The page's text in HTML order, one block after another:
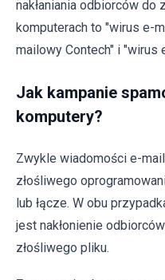
nakłaniania odbiorców do
komputerach to "wirus e-
mailowy Contech" i "wirus
Jak kampanie
komputery?
Zwykle wiadomości e-
złośliwego
lub łącze. W obu
jest nakłonienie
złośliwego pliku.